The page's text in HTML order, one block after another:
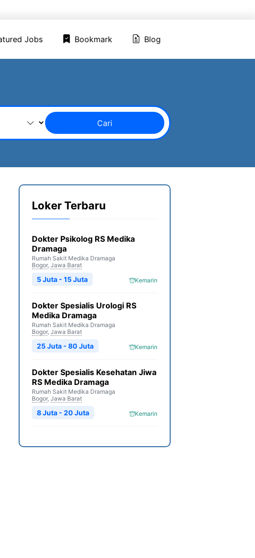
Jobs Bookmark Blog
Cari
Loker Terbaru
Dokter Psikolog RS Medika
Dramaga
Rumah Sakit Medika Dramaga
Bogor, Jawa Barat
Kemarin
5 Juta - 15 Juta
Dokter Spesialis Urologi RS
Medika Dramaga
Rumah Sakit Medika Dramaga
Bogor, Jawa Barat
Kemarin
25 Juta - 80 Juta
Dokter Spesialis Kesehatan Jiwa
RS Medika Dramaga
Rumah Sakit Medika Dramaga
Bogor, Jawa Barat
Kemarin
8 Juta - 20 Juta